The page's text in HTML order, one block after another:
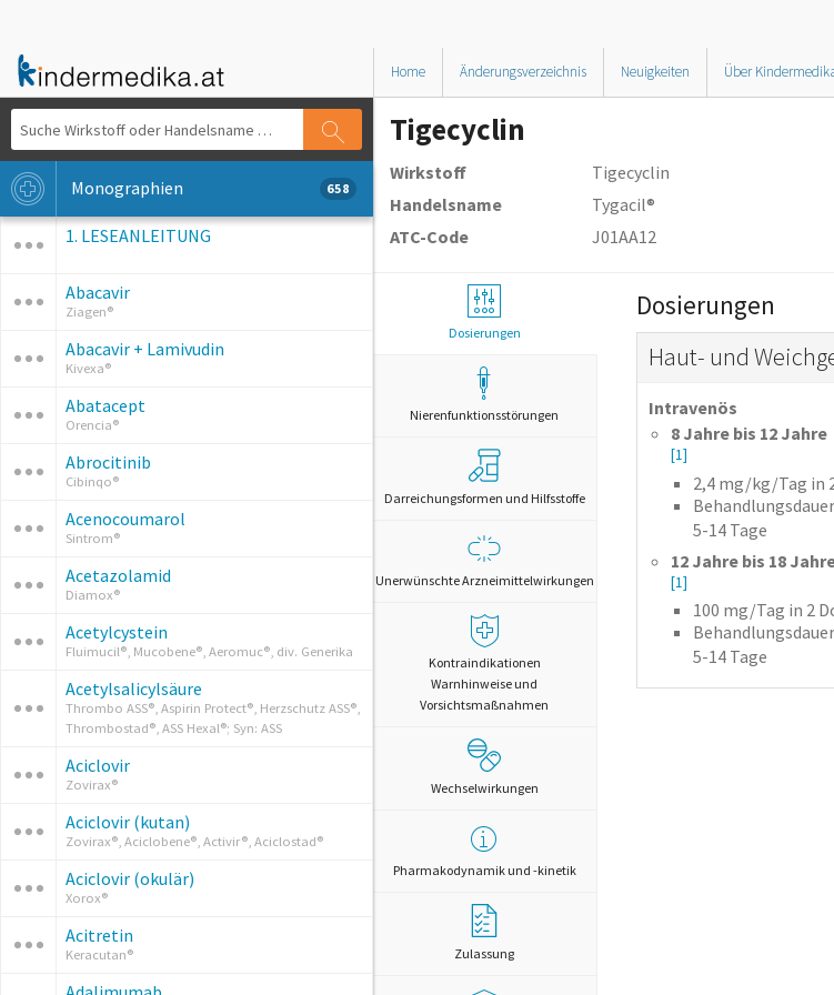
Home Änderungsverzeichnis Neuigkeiten Über
Monographien 658
1. LESEANLEITUNG
Abacavir
Ziagen®
Abacavir + Lamivudin
Kivexa®
Abatacept
Orencia®
Abrocitinib
Cibinqo®
Acenocoumarol
Sintrom®
Acetazolamid
Diamox®
Acetylcystein
Fluimucil®, Mucobene®, Aeromuc®, div. Generika
Acetylsalicylsäure
Thrombo ASS®, Aspirin Protect®, Herzschutz ASS®,
Thrombostad®, ASS Hexal®; Syn: ASS
Aciclovir
Zovirax®
Aciclovir (kutan)
Zovirax®, Aciclobene®, Activir®, Aciclostad®
Aciclovir (okulär)
Xorox®
Acitretin
Keracutan®
Tigecyclin
Wirkstoff
Tigecyclin
Handelsname
Tygacil®
ATC-Code
J01AA12
Dosierungen
Nierenfunktionsstörungen
Darreichungsformen und Hilfsstoffe
Unerwünschte Arzneimittelwirkungen
Kontraindikationen
Warnhinweise und
Vorsichtsmaßnahmen
Wechselwirkungen
Pharmakodynamik und -kinetik
Zulassung
Dosierungen
Haut- und
Intravenös
8 Jahre bis 12 Jahre
[1]
2,4 mg/kg/Tag in
5-14 Tage
12 Jahre bis 18
[1]
100 mg/Tag in 2
5-14 Tage